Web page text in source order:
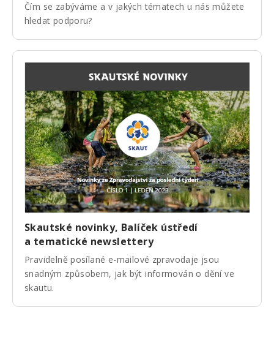
Čím se zabýváme a v jakých tématech u nás můžete
hledat podporu?
Skautské novinky, Balíček ústředí
a tematické newslettery
Pravidelně posílané e-mailové zpravodaje jsou
snadným způsobem, jak být informován o dění ve
skautu.